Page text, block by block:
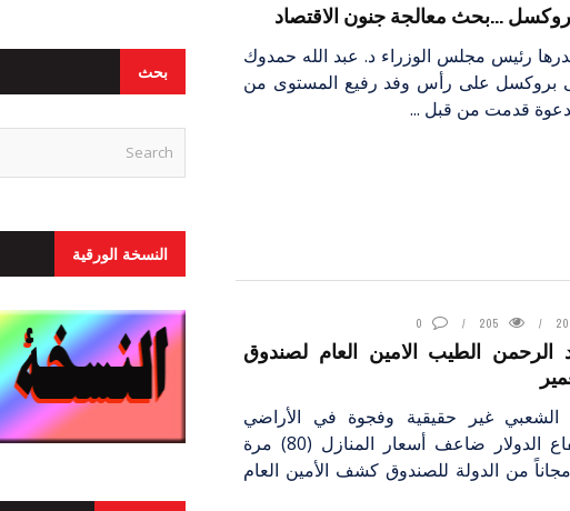
…بحث معالجة جنون الاقتصاد
رئيس مجلس الوزراء د. عبد الله حمدوك
بروكسل على رأس وفد رفيع المستوى من
لدعوة قدمت من قبل ...
205
0
الرحمن الطيب الامين العام لصندوق
الشعبي غير حقيقية وفجوة في الأراضي
بالخرطوم ارتفاع الدولار ضاعف أسعار المنازل (80) مرة
من الدولة للصندوق كشف الأمين العام
بحث
النسخة الورقية